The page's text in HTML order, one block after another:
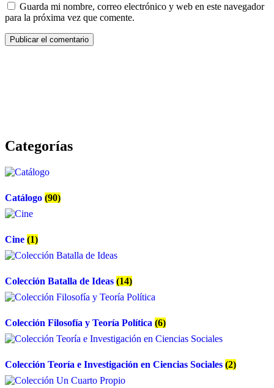
Guarda mi nombre, correo electrónico y web en este navegador
para la próxima vez que comente.
Categorías
Catálogo (90)
Cine (1)
Colección Batalla de Ideas (14)
Colección Filosofía y Teoría Política (6)
Colección Teoría e Investigación en Ciencias Sociales (2)